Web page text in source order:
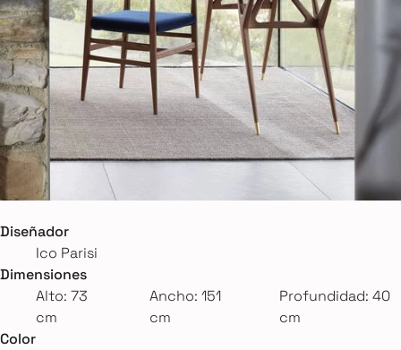
Diseñador
Ico Parisi
Dimensiones
Alto: 73
cm
Ancho: 151
cm
Profundidad: 40
cm
Color